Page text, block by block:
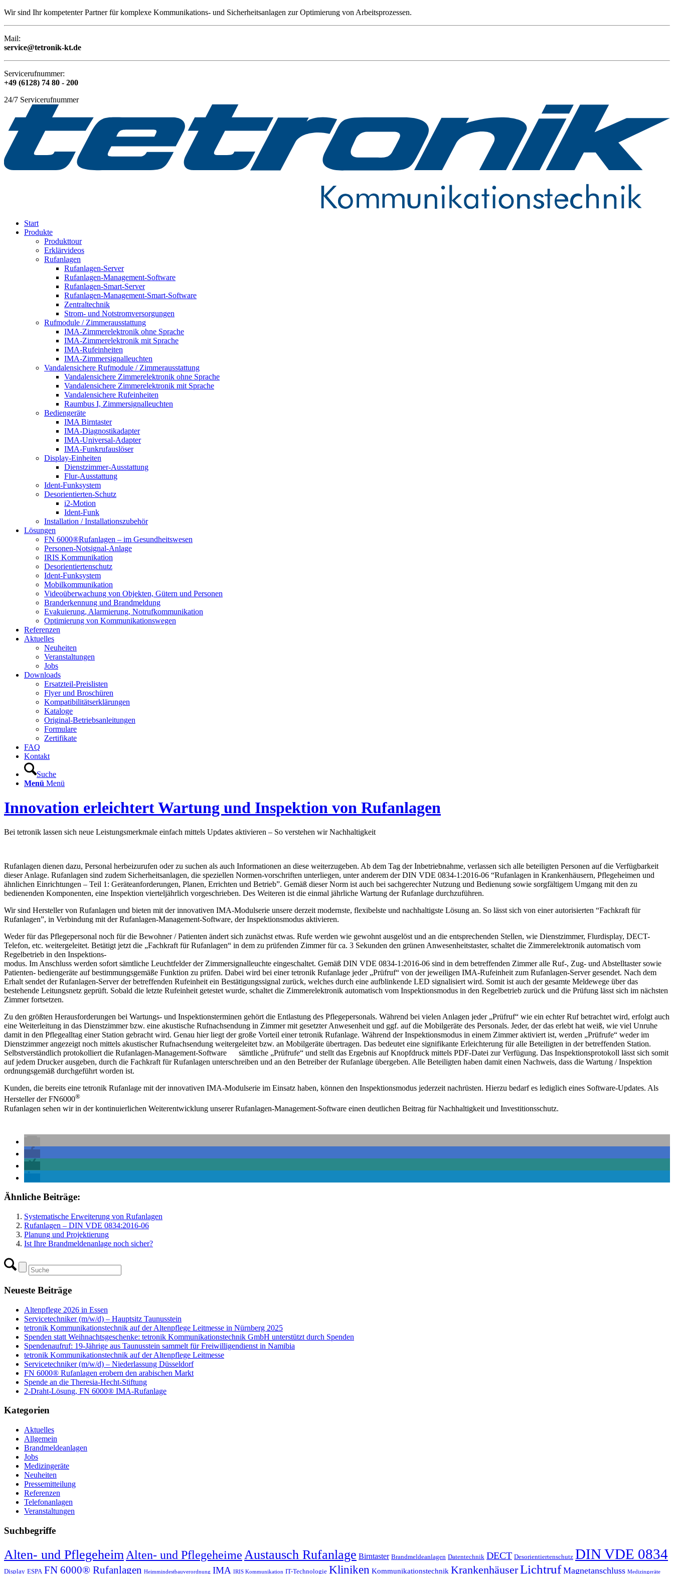
Wir sind Ihr kompetenter Partner für komplexe Kommunikations- und Sicherheitsanlagen zur Optimierung von Arbeitsprozessen.
Mail:
service@tetronik-kt.de
Servicerufnummer:
+49 (6128) 74 80 - 200
24/7 Servicerufnummer
Start
Produkte
Produkttour
Erklärvideos
Rufanlagen
Rufanlagen-Server
Rufanlagen-Management-Software
Rufanlagen-Smart-Server
Rufanlagen-Management-Smart-Software
Zentraltechnik
Strom- und Notstromversorgungen
Rufmodule / Zimmerausstattung
IMA-Zimmerelektronik ohne Sprache
IMA-Zimmerelektronik mit Sprache
IMA-Rufeinheiten
IMA-Zimmersignalleuchten
Vandalensichere Rufmodule / Zimmerausstattung
Vandalensichere Zimmerelektronik ohne Sprache
Vandalensichere Zimmerelektronik mit Sprache
Vandalensichere Rufeinheiten
Raumbus I, Zimmersignalleuchten
Bediengeräte
IMA Birntaster
IMA-Diagnostikadapter
IMA-Universal-Adapter
IMA-Funkrufauslöser
Display-Einheiten
Dienstzimmer-Ausstattung
Flur-Ausstattung
Ident-Funksystem
Desorientierten-Schutz
i2-Motion
Ident-Funk
Installation / Installationszubehör
Lösungen
FN 6000®Rufanlagen – im Gesundheitswesen
Personen-Notsignal-Anlage
IRIS Kommunikation
Desorientiertenschutz
Ident-Funksystem
Mobilkommunikation
Videoüberwachung von Objekten, Gütern und Personen
Branderkennung und Brandmeldung
Evakuierung, Alarmierung, Notrufkommunikation
Optimierung von Kommunikationswegen
Referenzen
Aktuelles
Neuheiten
Veranstaltungen
Jobs
Downloads
Ersatzteil-Preislisten
Flyer und Broschüren
Kompatibilitätserklärungen
Kataloge
Original-Betriebsanleitungen
Formulare
Zertifikate
FAQ
Kontakt
Suche
Menü Menü
Innovation erleichtert Wartung und Inspektion von Rufanlagen
Bei tetronik lassen sich neue Leistungsmerkmale einfach mittels Updates aktivieren – So verstehen wir Nachhaltigkeit
Rufanlagen dienen dazu, Personal herbeizurufen oder zu suchen als auch Informationen an diese weiterzugeben. Ab dem Tag der Inbetriebnahme, verlassen sich alle beteiligten Personen auf die Verfügbarkeit
dieser Anlage. Rufanlagen sind zudem Sicherheitsanlagen, die speziellen Normen-vorschriften unterliegen, unter anderem der DIN VDE 0834-1:2016-06 “Rufanlagen in Krankenhäusern, Pflegeheimen und
ähnlichen Einrichtungen – Teil 1: Geräteanforderungen, Planen, Errichten und Betrieb”. Gemäß dieser Norm ist auch bei sachgerechter Nutzung und Bedienung sowie sorgfältigem Umgang mit den zu
bedienenden Komponenten, eine Inspektion vierteljährlich vorgeschrieben. Des Weiteren ist die einmal jährliche Wartung der Rufanlage durchzuführen.
Wir sind Hersteller von Rufanlagen und bieten mit der innovativen IMA-Modulserie unsere derzeit modernste, flexibelste und nachhaltigste Lösung an. So lässt sich von einer autorisierten “Fachkraft für
Rufanlagen”, in Verbindung mit der Rufanlagen-Management-Software, der Inspektionsmodus aktivieren.
Weder für das Pflegepersonal noch für die Bewohner / Patienten ändert sich zunächst etwas. Rufe werden wie gewohnt ausgelöst und an die entsprechenden Stellen, wie Dienstzimmer, Flurdisplay, DECT-
Telefon, etc. weitergeleitet. Betätigt jetzt die „Fachkraft für Rufanlagen“ in dem zu prüfenden Zimmer für ca. 3 Sekunden den grünen Anwesenheitstaster, schaltet die Zimmerelektronik automatisch vom
Regelbetrieb in den Inspektions-
modus. Im Anschluss werden sofort sämtliche Leuchtfelder der Zimmersignalleuchte eingeschaltet. Gemäß DIN VDE 0834-1:2016-06 sind in dem betreffenden Zimmer alle Ruf-, Zug- und Abstelltaster sowie
Patienten- bediengeräte auf bestimmungsgemäße Funktion zu prüfen. Dabei wird bei einer tetronik Rufanlage jeder „Prüfruf“ von der jeweiligen IMA-Rufeinheit zum Rufanlagen-Server gesendet. Nach dem
Erhalt sendet der Rufanlagen-Server der betreffenden Rufeinheit ein Bestätigungssignal zurück, welches durch eine aufblinkende LED signalisiert wird. Somit ist auch der gesamte Meldewege über das
bestehende Leitungsnetz geprüft. Sobald die letzte Rufeinheit getestet wurde, schaltet die Zimmerelektronik automatisch vom Inspektionsmodus in den Regelbetrieb zurück und die Prüfung lässt sich im nächsten
Zimmer fortsetzen.
Zu den größten Herausforderungen bei Wartungs- und Inspektionsterminen gehört die Entlastung des Pflegepersonals. Während bei vielen Anlagen jeder „Prüfruf“ wie ein echter Ruf betrachtet wird, erfolgt auch
eine Weiterleitung in das Dienstzimmer bzw. eine akustische Rufnachsendung in Zimmer mit gesetzter Anwesenheit und ggf. auf die Mobilgeräte des Personals. Jeder, der das erlebt hat weiß, wie viel Unruhe
damit in den Pflegealltag einer Station gebracht wird. Genau hier liegt der große Vorteil einer tetronik Rufanlage. Während der Inspektionsmodus in einem Zimmer aktiviert ist, werden „Prüfrufe“ weder im
Dienstzimmer angezeigt noch mittels akustischer Rufnachsendung weitergeleitet bzw. an Mobilgeräte übertragen. Das bedeutet eine signifikante Erleichterung für alle Beteiligten in der betreffenden Station.
Selbstverständlich protokolliert die Rufanlagen-Management-Software sämtliche „Prüfrufe“ und stellt das Ergebnis auf Knopfdruck mittels PDF-Datei zur Verfügung. Das Inspektionsprotokoll lässt sich somit
auf jedem Drucker ausgeben, durch die Fachkraft für Rufanlagen unterschreiben und an den Betreiber der Rufanlage übergeben. Alle Beteiligten haben damit einen Nachweis, dass die Wartung / Inspektion
ordnungsgemäß durchgeführt worden ist.
Kunden, die bereits eine tetronik Rufanlage mit der innovativen IMA-Modulserie im Einsatz haben, können den Inspektionsmodus jederzeit nachrüsten. Hierzu bedarf es lediglich eines Software-Updates. Als
Hersteller der FN6000®
Rufanlagen sehen wir in der kontinuierlichen Weiterentwicklung unserer Rufanlagen-Management-Software einen deutlichen Beitrag für Nachhaltigkeit und Investitionsschutz.
Ähnliche Beiträge:
Systematische Erweiterung von Rufanlagen
Rufanlagen – DIN VDE 0834:2016-06
Planung und Projektierung
Ist Ihre Brandmeldenanlage noch sicher?
Neueste Beiträge
Altenpflege 2026 in Essen
Servicetechniker (m/w/d) – Hauptsitz Taunusstein
tetronik Kommunikationstechnik auf der Altenpflege Leitmesse in Nürnberg 2025
Spenden statt Weihnachtsgeschenke: tetronik Kommunikationstechnik GmbH unterstützt durch Spenden
Spendenaufruf: 19-Jährige aus Taunusstein sammelt für Freiwilligendienst in Namibia
tetronik Kommunikationstechnik auf der Altenpflege Leitmesse
Servicetechniker (m/w/d) – Niederlassung Düsseldorf
FN 6000® Rufanlagen erobern den arabischen Markt
Spende an die Theresia-Hecht-Stiftung
2-Draht-Lösung, FN 6000® IMA-Rufanlage
Kategorien
Aktuelles
Allgemein
Brandmeldeanlagen
Jobs
Medizingeräte
Neuheiten
Pressemitteilung
Referenzen
Telefonanlagen
Veranstaltungen
Suchbegriffe
Alten- und Pflegeheim Alten- und Pflegeheime Austausch Rufanlage Birntaster Brandmeldeanlagen Datentechnik DECT Desorientiertenschutz DIN VDE 0834
Display ESPA FN 6000® Rufanlagen Heimmindestbauverordnung IMA IRIS Kommunikation IT-Technologie Kliniken Kommunikationstechnik KrankenhäuserLichtruf Magnetanschluss Medizingeräte